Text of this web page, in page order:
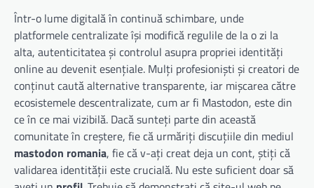
Într-o lume digitală în continuă schimbare, unde
platformele centralizate își modifică regulile de la o zi la
alta, autenticitatea și controlul asupra propriei identități
online au devenit esențiale. Mulți profesioniști și creatori de
conținut caută alternative transparente, iar mișcarea către
ecosistemele descentralizate, cum ar fi Mastodon, este din
ce în ce mai vizibilă. Dacă sunteți parte din această
comunitate în creștere, fie că urmăriți discuțiile din mediul
mastodon romania, fie că v-ați creat deja un cont, știți că
validarea identității este crucială. Nu este suficient doar să